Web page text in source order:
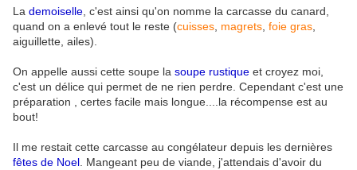
La demoiselle , c'est ainsi qu'on nomme la carcasse du canard,
quand on a enlevé tout le reste (cuisses magrets foie gras
aiguillette, ailes).
On appelle aussi cette soupe la soupe rustique et croyez moi,
c'est un délice qui permet de ne rien perdre. Cependant c'est une
préparation , certes facile mais longue....la récompense est au
bout!
Il me restait cette carcasse au congélateur depuis les dernières
fêtes de Noel . Mangeant peu de viande, j'attendais d'avoir du